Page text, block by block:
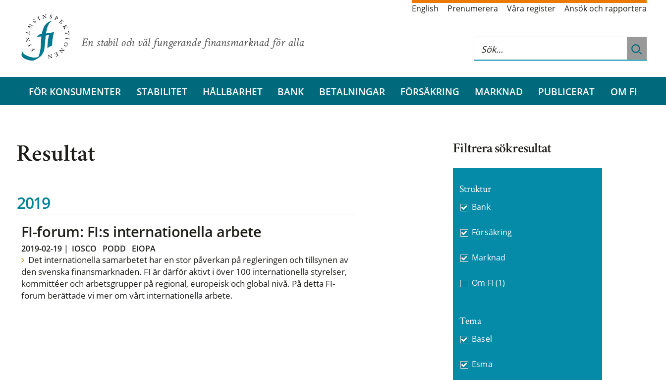
En stabil och väl fungerande finansmarknad för alla
English Prenumerera Våra register Ansök och rapportera
FÖR KONSUMENTER STABILITET HÅLLBARHET BANK BETALNINGAR FÖRSÄKRING MARKNAD PUBLICERAT OM FI
Resultat
2019
FI-forum: FI:s internationella arbete
2019-02-19| IOSCO PODD EIOPA
Det internationella samarbetet har en stor påverkan på regleringen och tillsynen av
den svenska finansmarknaden. FI är därför aktivt i över 100 internationella styrelser,
kommittéer och arbetsgrupper på regional, europeisk och global nivå. På detta FI-
forum berättade vi mer om vårt internationella arbete.
Filtrera sökresultat
Struktur
Bank
Försäkring
Marknad
Om FI (1)
Tema
Basel
Esma